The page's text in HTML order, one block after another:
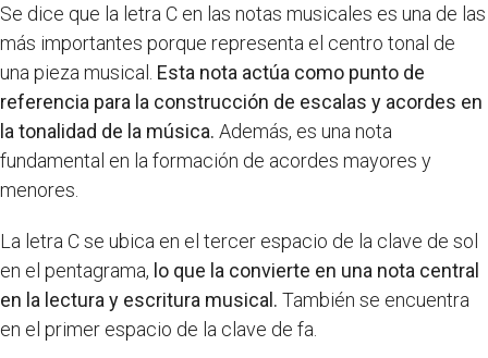
Se dice que la letra C en las notas musicales es una de las
más importantes porque representa el centro tonal de
una pieza musical. Esta nota actúa como punto de
referencia para la construcción de escalas y acordes en
la tonalidad de la música. Además, es una nota
fundamental en la formación de acordes mayores y
menores.
La letra C se ubica en el tercer espacio de la clave de sol
en el pentagrama, lo que la convierte en una nota central
en la lectura y escritura musical. También se encuentra
en el primer espacio de la clave de fa.